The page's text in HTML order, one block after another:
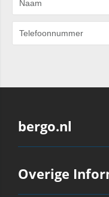
bergo.nl
Overige